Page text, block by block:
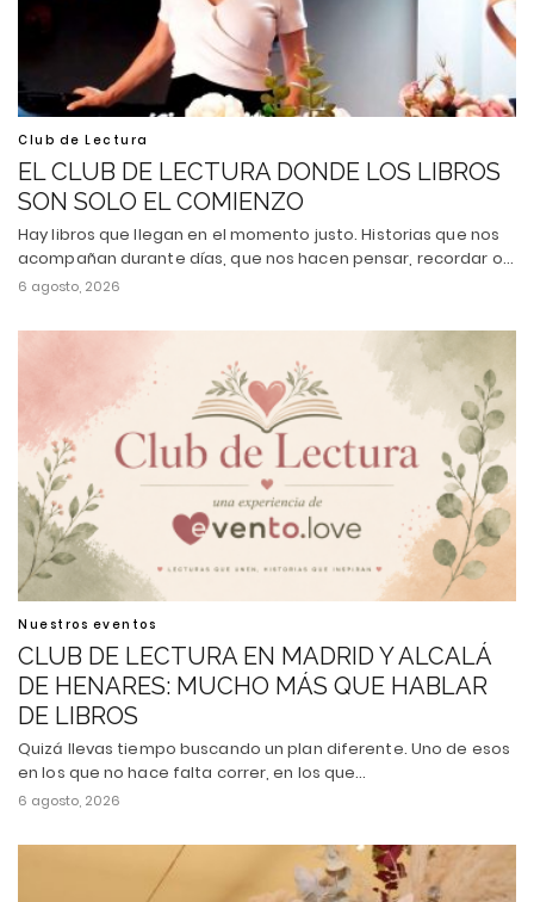
Club de Lectura
EL CLUB DE LECTURA DONDE LOS LIBROS
SON SOLO EL COMIENZO
Hay libros que llegan en el momento justo. Historias que nos
acompañan durante días, que nos hacen pensar, recordar o…
6 agosto, 2026
Nuestros eventos
CLUB DE LECTURA EN MADRID Y ALCALÁ
DE HENARES: MUCHO MÁS QUE HABLAR
DE LIBROS
Quizá llevas tiempo buscando un plan diferente. Uno de esos
en los que no hace falta correr, en los que…
6 agosto, 2026